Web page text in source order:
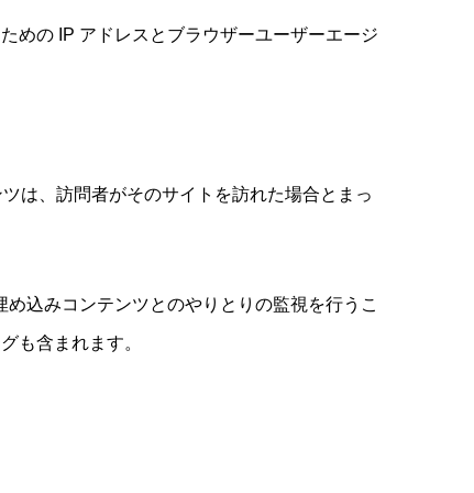
めの IP アドレスとブラウザーユーザーエージ
は、訪問者がそのサイトを訪れた場合とまっ
込みコンテンツとのやりとりの監視を行うこ
も含まれます。